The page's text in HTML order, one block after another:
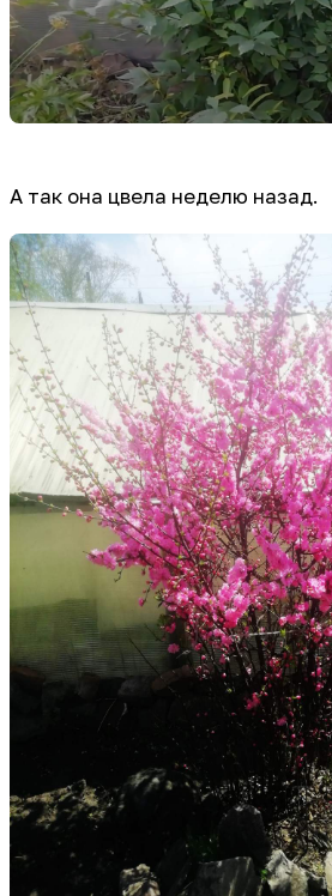
А так она цвела неделю назад.